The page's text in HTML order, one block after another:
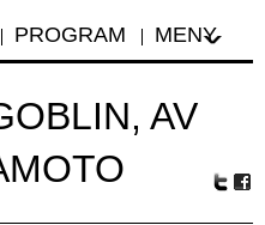
PROGRAM MENY
AV